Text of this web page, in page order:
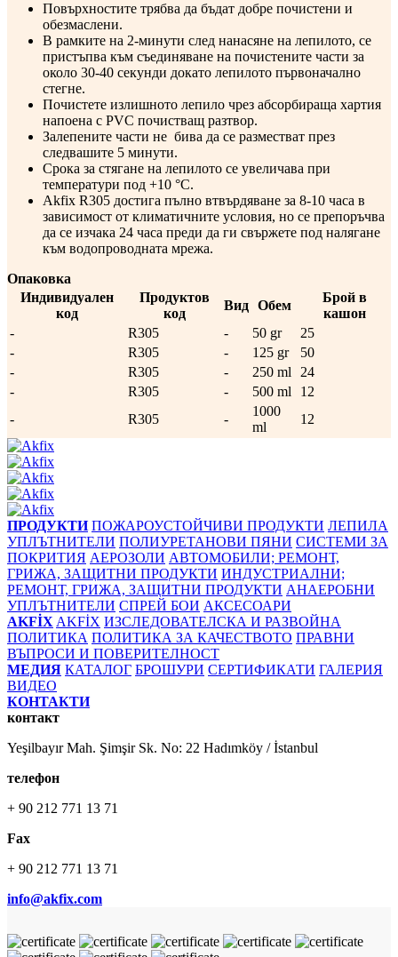
Повърхностите трябва да бъдат добре почистени и
обезмаслени.
В рамките на 2-минути след нанасяне на лепилото, се
пристъпва към съединяване на почистените части за
около 30-40 секунди докато лепилото първоначално
стегне.
Почистете излишното лепило чрез абсорбираща хартия
напоена с PVC почистващ разтвор.
Залепените части не бива да се разместват през
следвашите 5 минути.
Срока за стягане на лепилото се увеличава при
температури под +10 °C.
Akfix R305 достига пълно втвърдяване за 8-10 часа в
зависимост от климатичните условия, но се препоръчва
да се изчака 24 часа преди да ги свържете под налягане
към водопроводната мрежа.
Опаковка
Индивидуален
код
Продуктов
код
Вид Обем
Брой в
кашон
-
R305 - 50 gr
25
-
R305 - 125 gr
50
-
R305 - 250 ml
24
-
R305 - 500 ml
12
-
R305 -
1000
ml
12
ПРОДУКТИ ПОЖАРОУСТОЙЧИВИ ПРОДУКТИ ЛЕПИЛА
УПЛЪТНИТЕЛИ ПОЛИУРЕТАНОВИ ПЯНИ СИСТЕМИ ЗА
ПОКРИТИЯ АЕРОЗОЛИ АВТОМОБИЛИ; РЕМОНТ,
ГРИЖА, ЗАЩИТНИ ПРОДУКТИ ИНДУСТРИАЛНИ;
РЕМОНТ, ГРИЖА, ЗАЩИТНИ ПРОДУКТИ АНАЕРОБНИ
УПЛЪТНИТЕЛИ СПРЕЙ БОИ АКСЕСОАРИ
AKFİX AKFİX ИЗСЛЕДОВАТЕЛСКА И РАЗВОЙНА
ПОЛИТИКА ПОЛИТИКА ЗА КАЧЕСТВОТО ПРАВНИ
ВЪПРОСИ И ПОВЕРИТЕЛНОСТ
МЕДИЯ КАТАЛОГ БРОШУРИ СЕРТИФИКАТИ ГАЛЕРИЯ
ВИДЕО
КОНТАКТИ
контакт
Yeşilbayır Mah. Şimşir Sk. No: 22 Hadımköy / İstanbul
телефон
+ 90 212 771 13 71
Fax
+ 90 212 771 13 71
info@akfix.com